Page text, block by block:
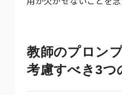
教師のプロン
考慮すべき3つ